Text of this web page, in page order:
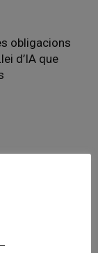
obligacions
d’IA que